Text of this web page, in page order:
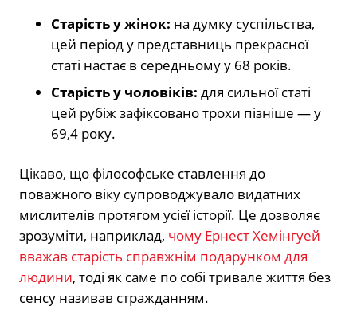
Старість у жінок: на думку суспільства,
цей період у представниць прекрасної
статі настає в середньому у 68 років.
Старість у чоловіків: для сильної статі
цей рубіж зафіксовано трохи пізніше — у
69,4 року.
Цікаво, що філософське ставлення до
поважного віку супроводжувало видатних
мислителів протягом усієї історії. Це дозволяє
зрозуміти, наприклад, чому Ернест Хемінгуей
вважав старість справжнім подарунком для
людини, тоді як саме по собі тривале життя без
сенсу називав стражданням.